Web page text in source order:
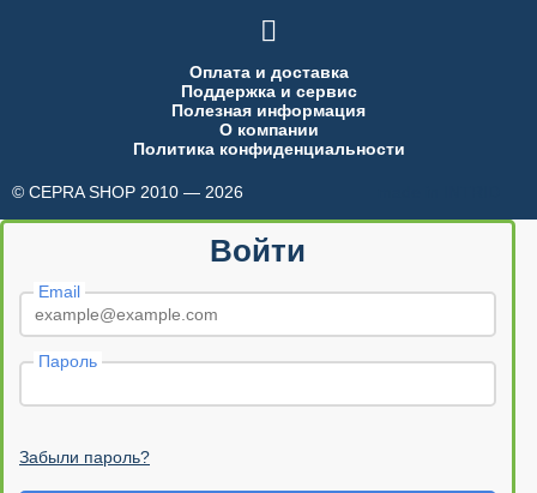

Оплата и доставка
Поддержка и сервис
Полезная информация
О компании
Политика конфиденциальности
© CEPRA SHOP 2010 — 2026
Войти
Email
Пароль
Забыли пароль?